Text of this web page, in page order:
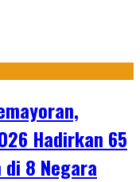
Hadirkan 65
8 Negara